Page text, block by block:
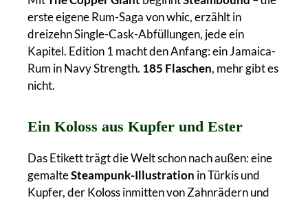
erste eigene Rum-Saga von whic, erzählt in
dreizehn Single-Cask-Abfüllungen, jede ein
Kapitel. Edition 1 macht den Anfang: ein Jamaica-
Rum in Navy Strength. 185 Flaschen, mehr gibt es
nicht.
Ein Koloss aus Kupfer und Ester
Das Etikett trägt die Welt schon nach außen: eine
gemalteSteampunk-Illustration in Türkis und
Kupfer, der Koloss inmitten von Zahnrädern und